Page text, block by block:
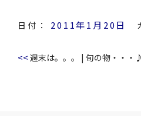
日付： 2011年1月20日
<< 週末は。。。 | 旬の物・・・♪